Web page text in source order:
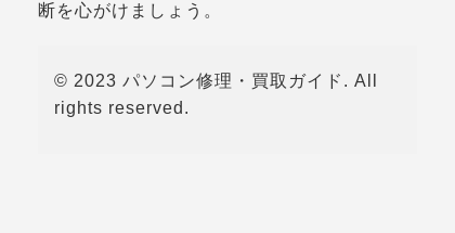
断を心がけましょう。
© 2023 パソコン修理・買取ガイド. All
rights reserved.